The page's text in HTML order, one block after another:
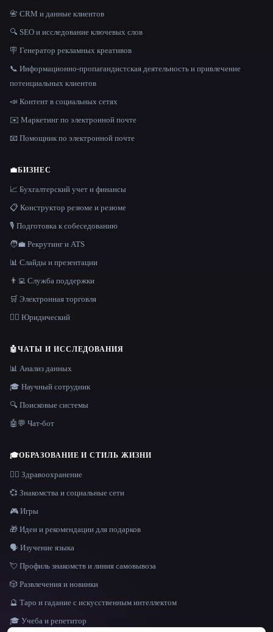
ЯЗЫК
📇 CRM и данные клиентов
🔍 SEO и исследование ключевых слов
🪧 Генератор рекламных креативов
📞 Информационно-пропагандистская деятельность и привлечение
потенциальных клиентов
📣 Контент в социальных сетях
✉️ Маркетинг по электронной почте
📧 Помощник по электронной почте
💼БИЗНЕС
📈 Бухгалтерский учет и финансы
📋 Конструктор резюме и резюме
🎙️ Подготовка к собеседованию
🧑‍💼 Рекрутинг и ATS
📊 Слайды и презентации
👨‍💻 Служба поддержки
🛒 Электронная торговля
👩‍⚖️ Юридический
🤖ЧАТЫ И ИССЛЕДОВАНИЯ
📊 Анализ данных
🎓 Научный сотрудник
🔍 Поисковые системы
🤖💬 Чат-бот
🎓ОБРАЗОВАНИЕ И СТИЛЬ ЖИЗНИ
👩‍⚕️ Здравоохранение
💞 Знакомства и социальные сети
🎮 Игры
🎁 Идеи и рекомендации для подарков
🗣️ Изучение языка
💘 Профиль знакомств и линия самовывоза
🎲 Развлечения и новинки
🔮 Таро и гадание с искусственным интеллектом
🎓 Учеба и репетитор